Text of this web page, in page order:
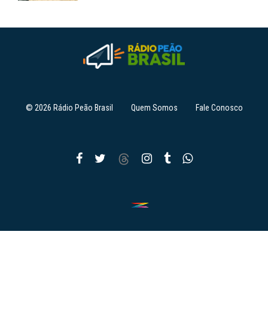
© 2026 Rádio Peão Brasil Quem Somos Fale Conosco